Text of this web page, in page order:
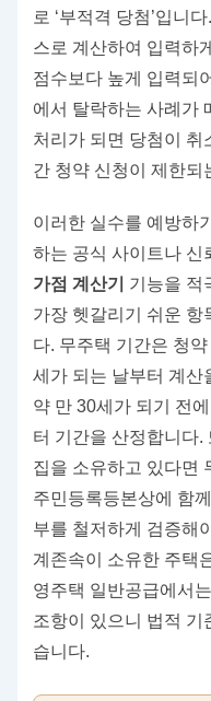
로 ‘부적격 당첨’입니
스로 계산하여 입력하
점수보다 높게 입력되
에서 탈락하는 사례가
처리가 되면 당첨이 취
간 청약 신청이 제한되
이러한 실수를 예방하
하는 공식 사이트나 신
가점 계산기
기능을 적
가장 헷갈리기 쉬운 항
다. 무주택 기간은 청
세가 되는 날부터 계산
약 만 30세가 되기 전
터 기간을 산정합니다.
집을 소유하고 있다면
주민등록등본상에 함
부를 철저하게 검증해
계존속이 소유한 주택
영주택 일반공급에서
조항이 있으니 법적 기
습니다.